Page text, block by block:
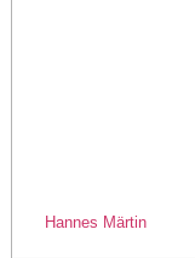
Hannes Märtin